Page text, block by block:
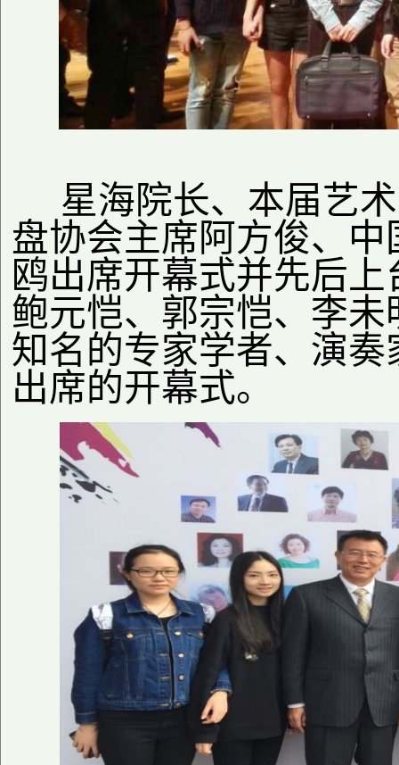
星海院长、本届艺术
盘协会主席阿方俊、
鸥出席开幕式并先后
鲍元恺、郭宗恺、李
知名的专家学者、演
出席的开幕式。